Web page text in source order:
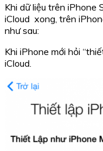
Khi dữ liệu trên iPhone
iCloud xong, trên
như sau:
Khi iPhone mới hỏi
iCloud.